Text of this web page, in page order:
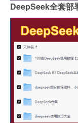
DeepSeek全套部